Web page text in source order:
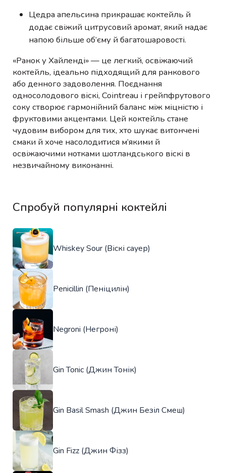
Цедра апельсина прикрашає коктейль й
додає свіжий цитрусовий аромат, який надає
напою більше об’єму й багатошаровості.
«Ранок у Хайленді» — це легкий, освіжаючий
коктейль, ідеально підходящий для ранкового
або денного задоволення. Поєднання
односолодового віскі, Cointreau і грейпфрутового
соку створює гармонійний баланс між міцністю і
фруктовими акцентами. Цей коктейль стане
чудовим вибором для тих, хто шукає витончені
смаки й хоче насолодитися м’якими й
освіжаючими нотками шотландського віскі в
незвичайному виконанні.
Спробуй популярні коктейлі
Whiskey Sour (Віскі сауер)
Penicillin (Пеніцилін)
Negroni (Негроні)
Gin Tonic (Джин Тонік)
Gin Basil Smash (Джин Безіл Смеш)
Gin Fizz (Джин Фізз)